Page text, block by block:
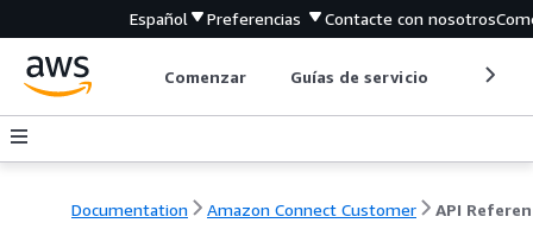
Español Preferencias Contacte con nosotros
Comenzar Guías de servicio
Documentation Amazon Connect Customer API